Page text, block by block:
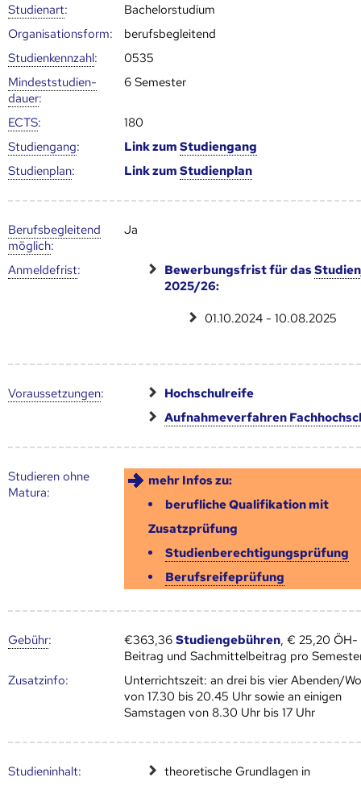
Studienart:
Bachelorstudium
Organisationsform:
berufsbegleitend
Studien­kenn­zahl:
0535
Mindest­studien­
dauer:
6 Semester
ECTS:
180
Studien­gang: Link zumStudien­gang
Studien­plan: Link zumStudien­plan
Berufs­begleitend
möglich:
Ja
Anmelde­frist: Bewerbungsfrist für das
2025/26:
01.10.2024 - 10.08.2025
Voraus­setzungen:
Hochschulreife
Aufnahmeverfahren
Studieren ohne
Matura:
mehr Infos zu:
berufliche Qualifikation mit
Zusatzprüfung
Studienberechtigungsprüfung
Berufsreifeprüfung
Gebühr: €363,36Studiengebühren, € 25,20 ÖH-
Beitrag und Sachmittelbeitrag pro
Zusatz­info:
Unterrichtszeit: an drei bis vier Abenden/
von 17.30 bis 20.45 Uhr sowie an einigen
Samstagen von 8.30 Uhr bis 17 Uhr
Studien­inhalt: theoretische Grundlagen in